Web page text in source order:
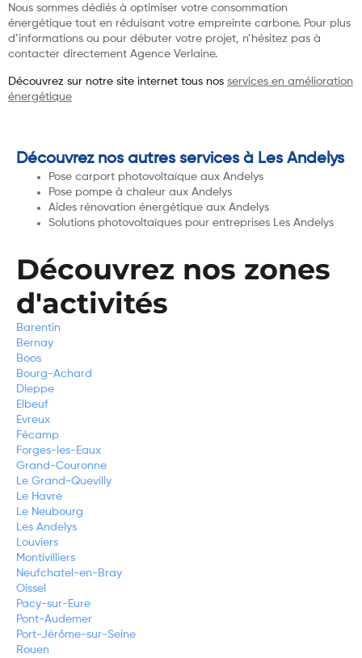
Nous sommes dédiés à optimiser votre consommation
énergétique tout en réduisant votre empreinte carbone. Pour plus
d’informations ou pour débuter votre projet, n’hésitez pas à
contacter directement Agence Verlaine.
Découvrez sur notre site internet tous nos services en amélioration
énergétique
Découvrez nos autres services à Les Andelys
Pose carport photovoltaïque aux Andelys
Pose pompe à chaleur aux Andelys
Aides rénovation énergétique aux Andelys
Solutions photovoltaïques pour entreprises Les Andelys
Découvrez nos zones
d'activités
Barentin
Bernay
Boos
Bourg-Achard
Dieppe
Elbeuf
Evreux
Fécamp
Forges-les-Eaux
Grand-Couronne
Le Grand-Quevilly
Le Havre
Le Neubourg
Les Andelys
Louviers
Montivilliers
Neufchatel-en-Bray
Oissel
Pacy-sur-Eure
Pont-Audemer
Port-Jérôme-sur-Seine
Rouen